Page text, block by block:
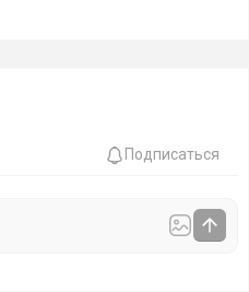
Подписаться